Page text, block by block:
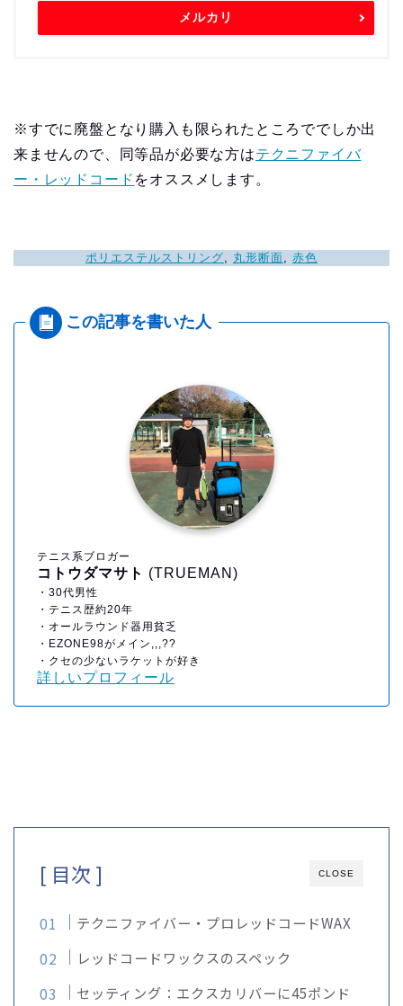
メルカリ
※すでに廃盤となり購入も限られたところででしか出
来ませんので、同等品が必要な方はテクニファイバ
ー・レッドコード をオススメします。
ポリエステルストリング 丸形断面 赤色
テニス系ブロガー
コトウダマサト (TRUEMAN)
・30代男性
・テニス歴約20年
・オールラウンド器用貧乏
・EZONE98がメイン,,,??
・クセの少ないラケットが好き
詳しいプロフィール
CLOSE
[ 目次 ]
テクニファイバー・プロレッドコードWAX
レッドコードワックスのスペック
セッティング：エクスカリバーに45ポンド